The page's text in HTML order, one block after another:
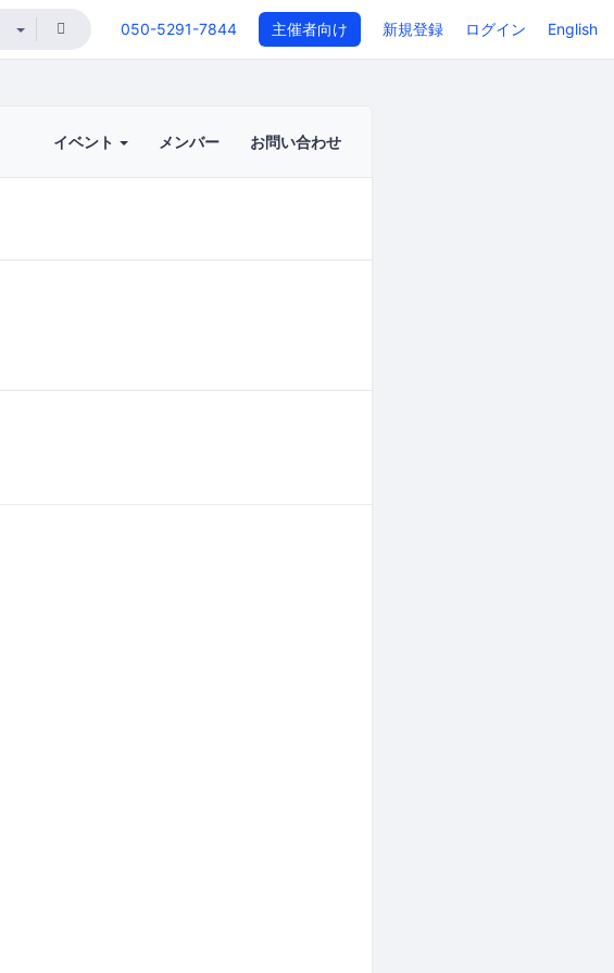
050-5291-7844 主催者向け 新規登録 ログイン English
イベント メンバー お問い合わせ